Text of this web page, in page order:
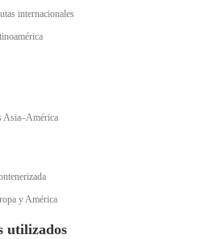
internacionales
Asia–América
y América
utilizados